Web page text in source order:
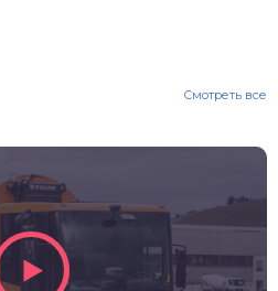
Смотреть все